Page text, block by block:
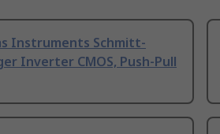
Instruments Schmitt-
Inverter CMOS, Push-Pull